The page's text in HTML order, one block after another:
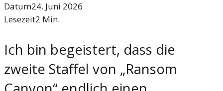
Datum24. Juni 2026
Lesezeit2 Min.
Ich bin begeistert, dass die
zweite Staffel von „Ransom